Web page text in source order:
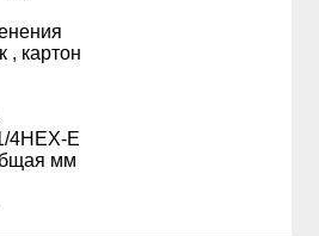
, картон
4HEX-E
мм